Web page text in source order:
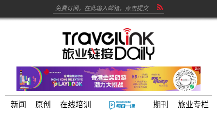
新闻 原创 在线培训 期刊 旅业专栏